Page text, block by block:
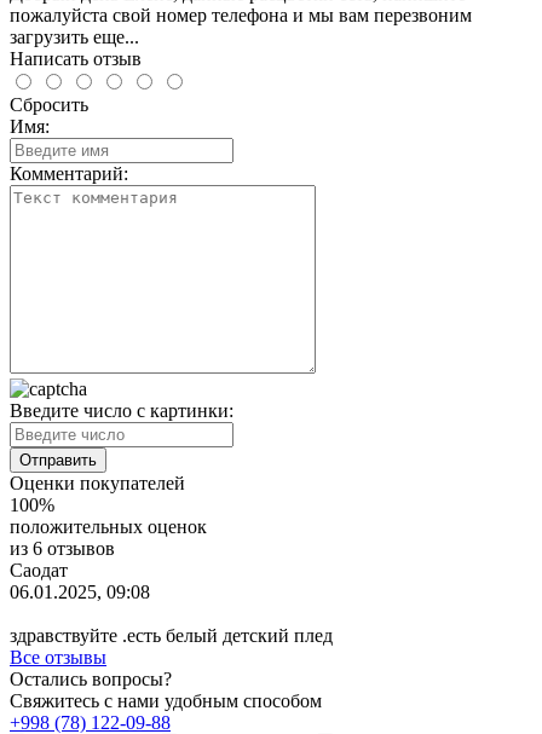
пожалуйста свой номер телефона и мы вам перезвоним
загрузить еще...
Написать отзыв
Сбросить
Имя:
Комментарий:
Введите число с картинки:
Оценки покупателей
100%
положительных оценок
из 6 отзывов
Саодат
06.01.2025, 09:08
здравствуйте .есть белый детский плед
Все отзывы
Остались вопросы?
Свяжитесь с нами удобным способом
+998 (78) 122-09-88